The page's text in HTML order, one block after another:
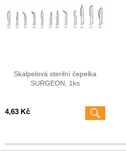
Skalpelová sterilní čepelka
SURGEON, 1ks
4,63 Kč